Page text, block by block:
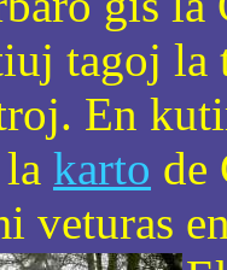
tagoj la
En
karto de
veturas